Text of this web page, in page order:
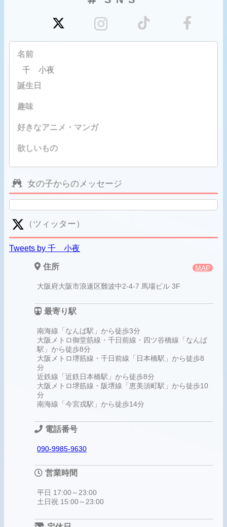
名前
千 小夜
誕生日
趣味
好きなアニメ・マンガ
欲しいもの
女の子からのメッセージ
（ツィッター）
Tweets by 千 小夜
住所
大阪府大阪市浪速区難波中2-4-7 馬場ビル 3F
MAP
最寄り駅
南海線「なんば駅」から徒歩3分
大阪メトロ御堂筋線・千日前線・四ツ谷橋線「なんば
駅」から徒歩8分
大阪メトロ堺筋線・千日前線「日本橋駅」から徒歩8
分
近鉄線「近鉄日本橋駅」から徒歩8分
大阪メトロ堺筋線・阪堺線「恵美須町駅」から徒歩10
分
南海線「今宮戎駅」から徒歩14分
電話番号
090-9985-9630
営業時間
平日 17:00～23:00
土日祝 15:00～23:00